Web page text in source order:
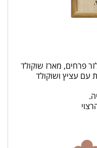
פרחים, מארז שוקולד
עם עציץ ושוקולד